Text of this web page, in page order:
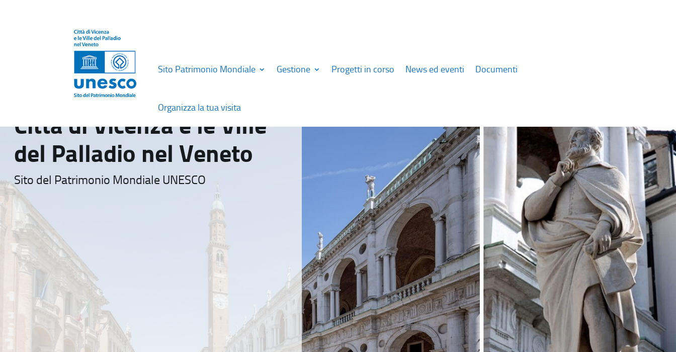
Sito Patrimonio Mondiale Gestione Progetti in corso News ed eventi Documenti
Organizza la tua visita
Città di Vicenza e le Ville
del Palladio nel Veneto
Sito del Patrimonio Mondiale UNESCO